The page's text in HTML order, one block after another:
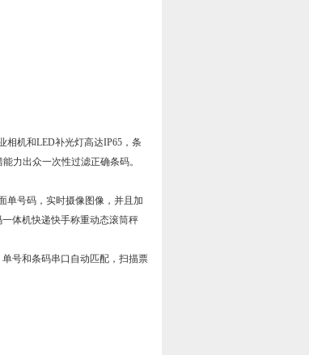
相机和LED补光灯高达IP65，条
力出众一次性过滤正确条码。
单号码，实时摄像图像，并且加
体机快递快手称重动态滚筒秤
号和条码串口自动匹配，扫描票